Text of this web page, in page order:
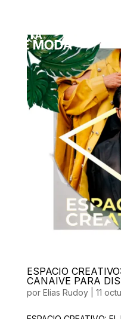
ESPACIO
CANAIVE PARA
por Elias Rudoy| 11